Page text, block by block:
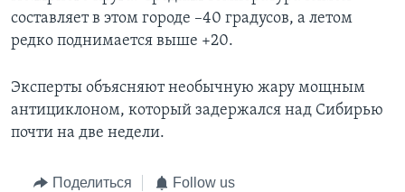
составляет в этом городе –40 градусов, а летом
редко поднимается выше +20.
Эксперты объясняют необычную жару мощным
антициклоном, который задержался над Сибирью
почти на две недели.
Поделиться Follow us